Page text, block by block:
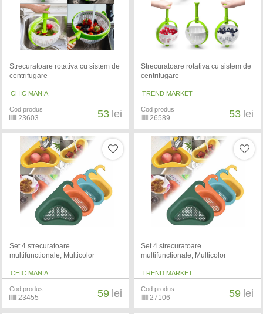
Strecuratoare rotativa cu sistem de
centrifugare
CHIC MANIA
Cod produs
23603 53 lei
Strecuratoare rotativa cu sistem de
centrifugare
TREND MARKET
Cod produs
26589 53 lei
Set 4 strecuratoare
multifunctionale, Multicolor
CHIC MANIA
Cod produs
23455 59 lei
Set 4 strecuratoare
multifunctionale, Multicolor
TREND MARKET
Cod produs
27106 59 lei